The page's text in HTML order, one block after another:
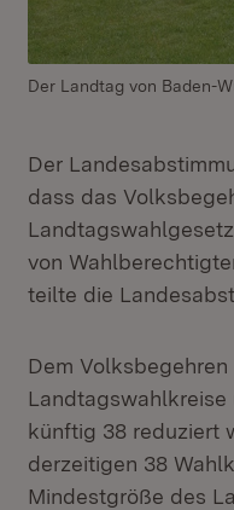
Der Landtag von Baden-
Der
dass das
von
teilte die
Dem
künftig 38 reduziert
derzeitigen 38
Mindestgröße des